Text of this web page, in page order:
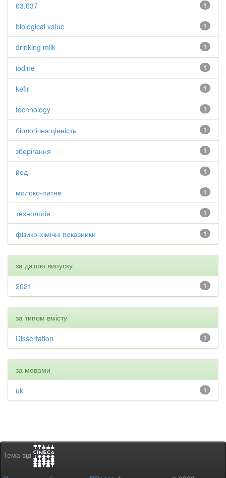
1
63.637
1
biological value
1
drinking milk
1
iodine
1
kefir
1
technology
1
біологічна цінність
1
зберігання
1
йод
1
молоко-питне
1
технологія
1
фізико-хімічні показники
за датою випуску
1
2021
за типом вмісту
1
Dissertation
за мовами
1
uk
Тема від